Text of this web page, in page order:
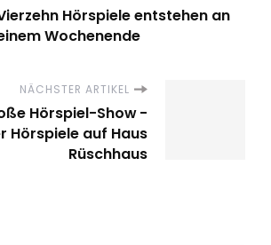
Hörspiele entstehen an
Wochenende
NÄCHSTER ARTIKEL
Hörspiel-Show -
Hörspiele auf Haus
Rüschhaus